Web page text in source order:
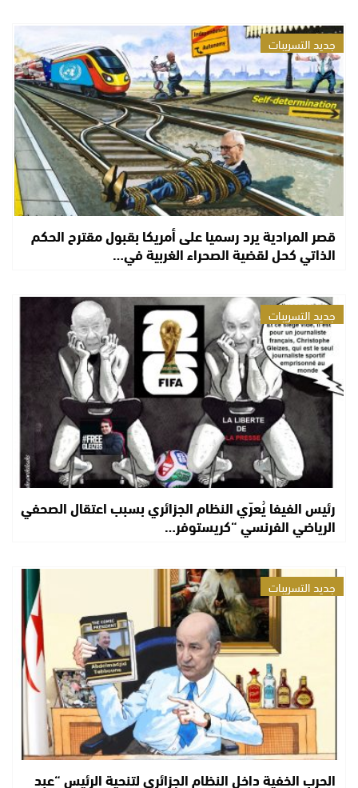
جديد التسريبات
قصر المرادية يرد رسميا على أمريكا بقبول مقترح الحكم
الذاتي كحل لقضية الصحراء الغربية في…
جديد التسريبات
رئيس الفيفا يُعرّي النظام الجزائري بسبب اعتقال الصحفي
الرياضي الفرنسي “كريستوفر…
جديد التسريبات
الحرب الخفية داخل النظام الجزائري لتنحية الرئيس “عبد